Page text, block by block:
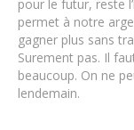
pour le futur, reste
permet à notre
gagner plus sans
Surement pas. Il
beaucoup. On ne
lendemain.